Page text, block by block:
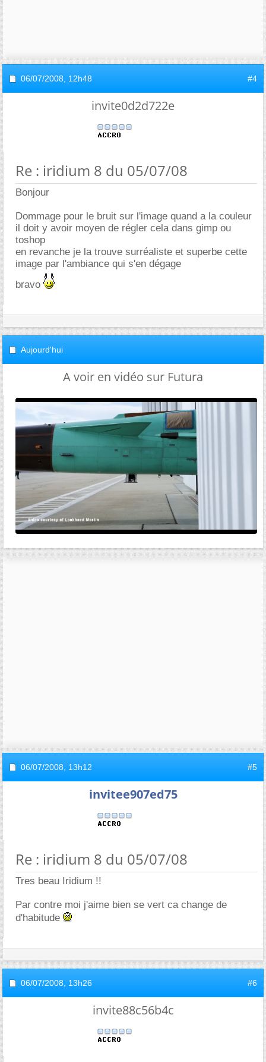
06/07/2008, 12h48 #4
invite0d2d722e
Re : iridium 8 du 05/07/08
Bonjour
Dommage pour le bruit sur l'image quand a la couleur
il doit y avoir moyen de régler cela dans gimp ou
toshop
en revanche je la trouve surréaliste et superbe cette
image par l'ambiance qui s'en dégage
bravo
Aujourd'hui
A voir en vidéo sur Futura
06/07/2008, 13h12 #5
invitee907ed75
Re : iridium 8 du 05/07/08
Tres beau Iridium !!
Par contre moi j'aime bien se vert ca change de
d'habitude
06/07/2008, 13h26 #6
invite88c56b4c